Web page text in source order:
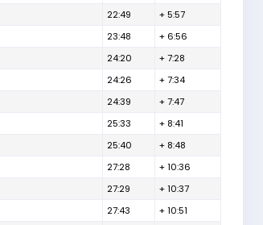
22:49
+ 5:57
23:48
+ 6:56
24:20
+ 7:28
24:26
+ 7:34
24:39
+ 7:47
25:33
+ 8:41
25:40
+ 8:48
27:28
+ 10:36
27:29
+ 10:37
27:43
+ 10:51